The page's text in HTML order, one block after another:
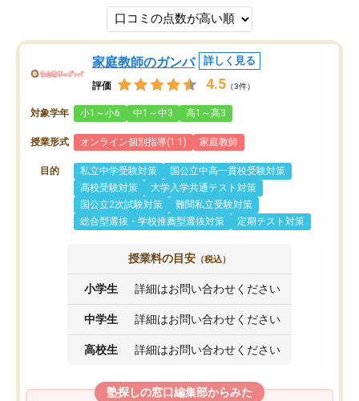
家庭教師のガンバ 詳しく見る
評価 4.5 （3件）
対象学年 小1～小6 中1～中3 高1～高3
授業形式 オンライン個別指導(1:1) 家庭教師
目的 私立中学受験対策
国公立中高一貫校受験対策
高校受験対策
大学入学共通テスト対策
国公立2次試験対策
難関私立受験対策
総合型選抜・学校推薦型選抜対策
定期テスト対策
授業料の目安 （税込）
小学生 詳細はお問い合わせください
中学生 詳細はお問い合わせください
高校生 詳細はお問い合わせください
塾探しの窓口編集部からみた